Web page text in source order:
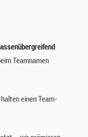
Teamnamen
einen Team-